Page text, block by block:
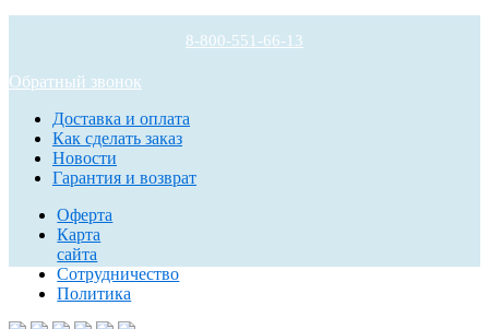
8-800-551-66-13
Обратный звонок
Доставка и оплата
Как сделать заказ
Новости
Гарантия и возврат
Оферта
Карта
сайта
Сотрудничество
Политика